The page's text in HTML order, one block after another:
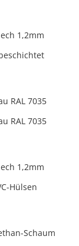
1,2mm
RAL 7035
RAL 7035
1,2mm
Hülsen
Schaum